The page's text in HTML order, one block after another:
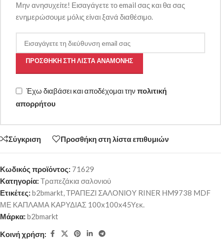
Μην ανησυχείτε! Εισαγάγετε το email σας και θα σας
ενημερώσουμε μόλις είναι ξανά διαθέσιμο.
ΠΡΟΣΘΉΚΗ ΣΤΗ ΛΊΣΤΑ ΑΝΑΜΟΝΉΣ
Έχω διαβάσει και αποδέχομαι την πολιτική
απορρήτου
Σύγκριση Προσθήκη στη λίστα επιθυμιών
Κωδικός προϊόντος: 71629
Κατηγορία: Τραπεζάκια σαλονιού
Ετικέτες: b2bmarkt,ΤΡΑΠΕΖΙ ΣΑΛΟΝΙΟΥ RINER HM9738 MDF
ΜΕ ΚΑΠΛΑΜΑ ΚΑΡΥΔΙΑΣ 100x100x45Yεκ.
Μάρκα: b2bmarkt
Κοινή χρήση: